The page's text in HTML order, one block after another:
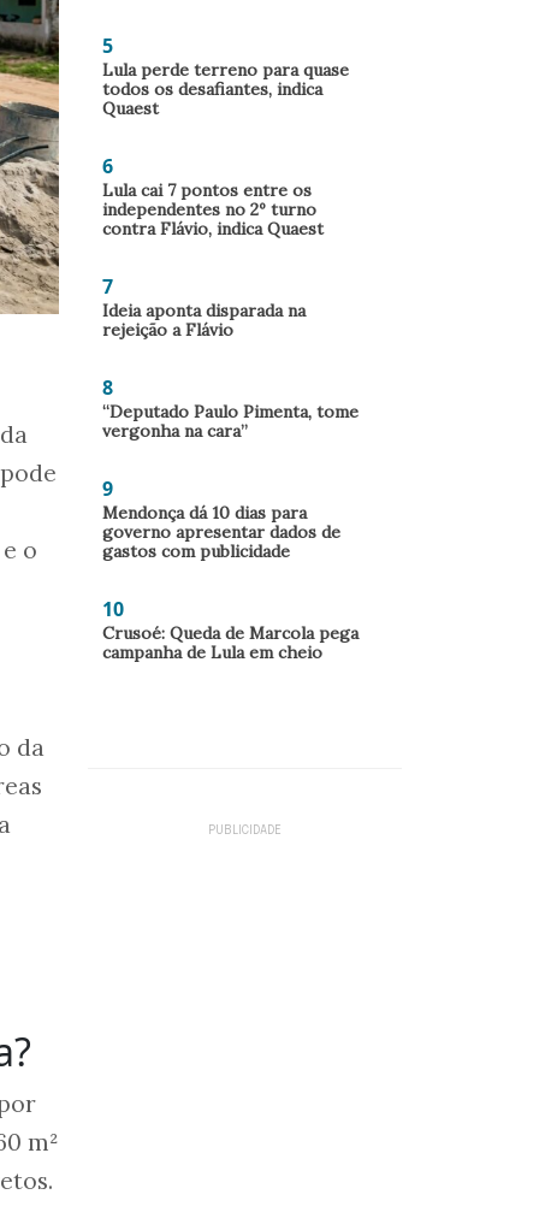
o
da
m²
5
Lula perde terreno para quase
todos os desafiantes, indica
Quaest
6
Lula cai 7 pontos entre os
independentes no 2º turno
contra Flávio, indica Quaest
7
Ideia aponta disparada na
rejeição a Flávio
8
“Deputado Paulo Pimenta, tome
vergonha na cara”
9
Mendonça dá 10 dias para
governo apresentar dados de
gastos com publicidade
10
Crusoé: Queda de Marcola pega
campanha de Lula em cheio